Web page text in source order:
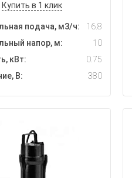
Купить в 1 клик
подача, м3/ч:
16.8
напор, м:
10
кВт:
0.75
В:
380